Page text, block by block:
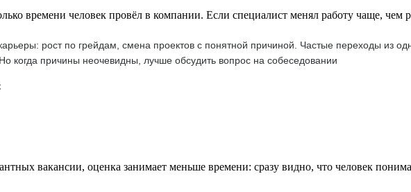
времени человек провёл в компании. Если специалист менял работу чаще, чем
рост по грейдам, смена проектов с понятной причиной. Частые переходы из
когда причины неочевидны, лучше обсудить вопрос на собеседовании
вакансии, оценка занимает меньше времени: сразу видно, что человек